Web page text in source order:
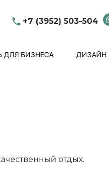
+7 (3952) 503-504
ДЛЯ БИЗНЕСА ДИЗАЙН
отдых.